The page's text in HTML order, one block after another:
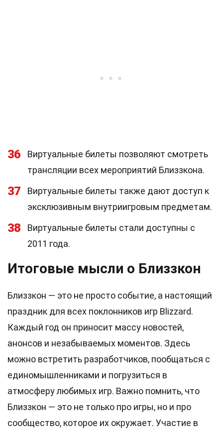
36
Виртуальные билеты позволяют смотреть
трансляции всех мероприятий Близзкона.
37
Виртуальные билеты также дают доступ к
эксклюзивным внутриигровым предметам.
38
Виртуальные билеты стали доступны с
2011 года.
Итоговые мысли о Близзкон
Близзкон — это не просто событие, а настоящий
праздник для всех поклонников игр Blizzard.
Каждый год он приносит массу новостей,
анонсов и незабываемых моментов. Здесь
можно встретить разработчиков, пообщаться с
единомышленниками и погрузиться в
атмосферу любимых игр. Важно помнить, что
Близзкон — это не только про игры, но и про
сообщество, которое их окружает. Участие в